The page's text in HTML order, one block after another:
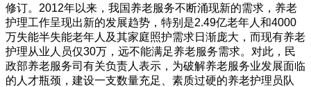
修订。2012年以来，我国养老服务不断涌现新的需求，养老
护理工作呈现出新的发展趋势，特别是2.49亿老年人和4000
万失能半失能老年人及其家庭照护需求日渐庞大，而现有养老
护理从业人员仅30万，远不能满足养老服务需求。对此，民
政部养老服务司有关负责人表示，为破解养老服务业发展面临
的人才瓶颈，建设一支数量充足、素质过硬的养老护理员队